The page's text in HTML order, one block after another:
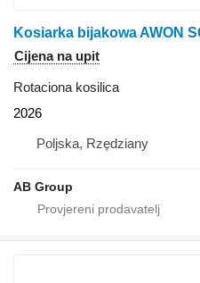
Kosiarka bijakowa AWON
Cijena na upit
Rotaciona kosilica
2026
Poljska, Rzędziany
AB Group